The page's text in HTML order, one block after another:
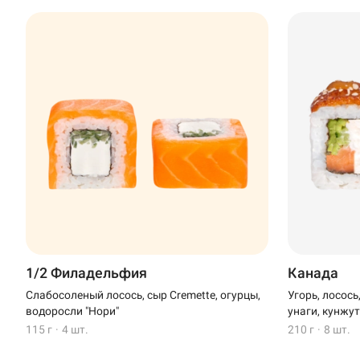
1/2 Филадельфия
Слабосоленый лосось, сыр Cremette, огурцы,
водоросли "Нори"
115 г · 4 шт.
Канада
Угорь,
унаги,
210 г · 8 шт.